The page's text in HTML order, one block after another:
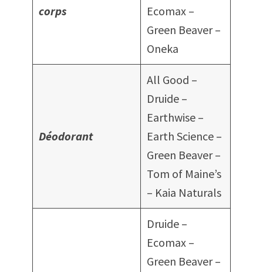
corps
Ecomax –
Green Beaver –
Oneka
Déodorant
All Good –
Druide –
Earthwise –
Earth Science –
Green Beaver –
Tom of Maine’s
– Kaia Naturals
Druide –
Ecomax –
Green Beaver –